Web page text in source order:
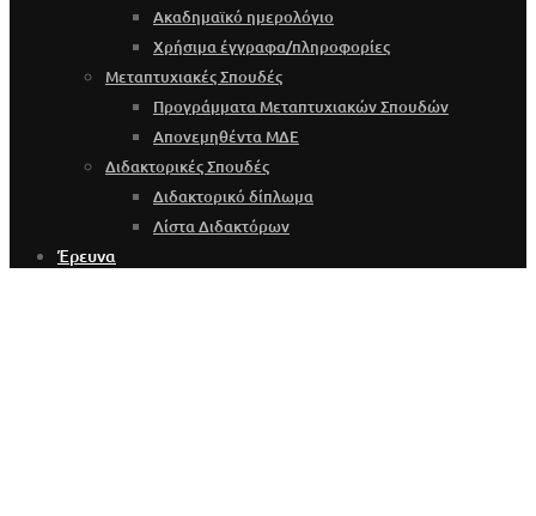
Ακαδημαϊκό ημερολόγιο
Χρήσιμα έγγραφα/πληροφορίες
Μεταπτυχιακές Σπουδές
Προγράμματα Μεταπτυχιακών Σπουδών
Απονεμηθέντα ΜΔΕ
Διδακτορικές Σπουδές
Διδακτορικό δίπλωμα
Λίστα Διδακτόρων
Έρευνα